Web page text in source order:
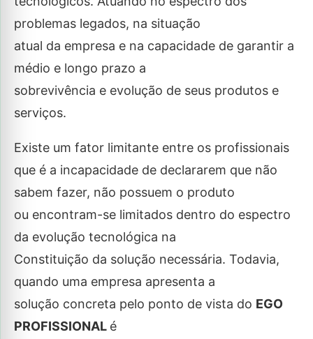
problemas legados, na situação
atual da empresa e na capacidade de garantir a
médio e longo prazo a
sobrevivência e evolução de seus produtos e
serviços.
Existe um fator limitante entre os profissionais
que é a incapacidade de declararem que não
sabem fazer, não possuem o produto
ou encontram-se limitados dentro do espectro
da evolução tecnológica na
Constituição da solução necessária. Todavia,
quando uma empresa apresenta a
solução concreta pelo ponto de vista do EGO
PROFISSIONAL é